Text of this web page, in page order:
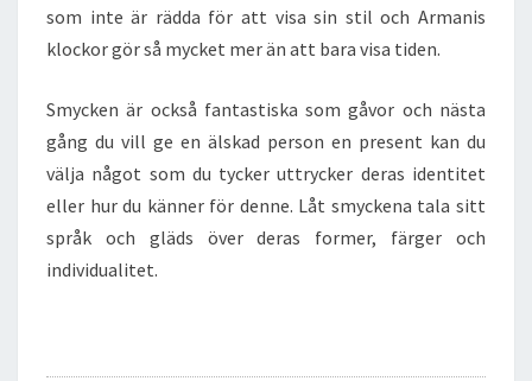
som inte är rädda för att visa sin stil och Armanis
klockor gör så mycket mer än att bara visa tiden.
Smycken är också fantastiska som gåvor och nästa
gång du vill ge en älskad person en present kan du
välja något som du tycker uttrycker deras identitet
eller hur du känner för denne. Låt smyckena tala sitt
språk och gläds över deras former, färger och
individualitet.